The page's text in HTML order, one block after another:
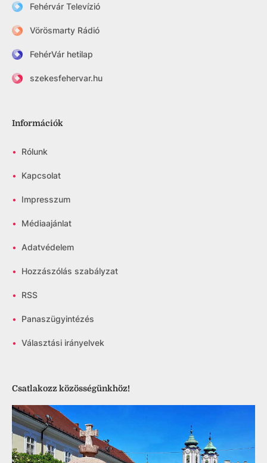
Fehérvár Televízió
Vörösmarty Rádió
FehérVár hetilap
szekesfehervar.hu
Információk
• Rólunk
• Kapcsolat
• Impresszum
• Médiaajánlat
• Adatvédelem
• Hozzászólás szabályzat
• RSS
• Panaszügyintézés
• Választási irányelvek
Csatlakozz közösségünkhöz!